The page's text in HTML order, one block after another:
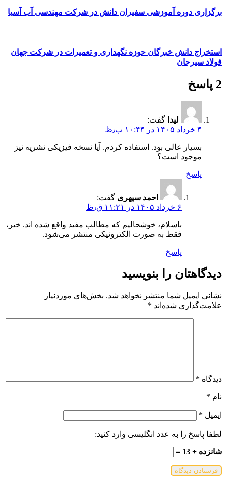
برگزاری دوره آموزشی سفیران دانش در شرکت مهندسی آب آسیا
استخراج دانش خبرگان حوزه نگهداری و تعمیرات در شرکت جهان
فولاد سیرجان
2 پاسخ
لیدا گفت:
۴ خرداد ۱۴۰۵ در ۱۰:۴۴ ب٫ظ
بسیار عالی بود. استفاده کردم. آیا نسخه فیزیکی نشریه نیز
موجود است؟
پاسخ
احمد سپهری گفت:
۶ خرداد ۱۴۰۵ در ۱۱:۲۱ ق٫ظ
باسلام، خوشحالیم که مطالب مفید واقع شده اند. خیر،
فقط به صورت الکترونیکی منتشر می‌شود.
پاسخ
دیدگاهتان را بنویسید
نشانی ایمیل شما منتشر نخواهد شد. بخش‌های موردنیاز
علامت‌گذاری شده‌اند *
دیدگاه *
نام *
ایمیل *
لطفا پاسخ را به عدد انگلیسی وارد کنید:
شانزده + 13 =